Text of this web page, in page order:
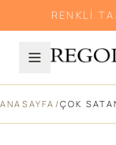
RENKLİ
ANASAYFA /ÇOK